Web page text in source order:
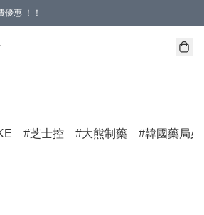
優惠 ！！
芝士控 大熊制藥
韓國藥局必